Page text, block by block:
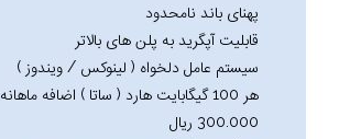
پهنای باند نامحدود
قابلیت آپگرید به پلن های بالاتر
سیستم عامل دلخواه ( لینوکس / ویندوز )
هر 100 گیگابایت هارد ( ساتا ) اضافه ماهانه
300.000 ریال